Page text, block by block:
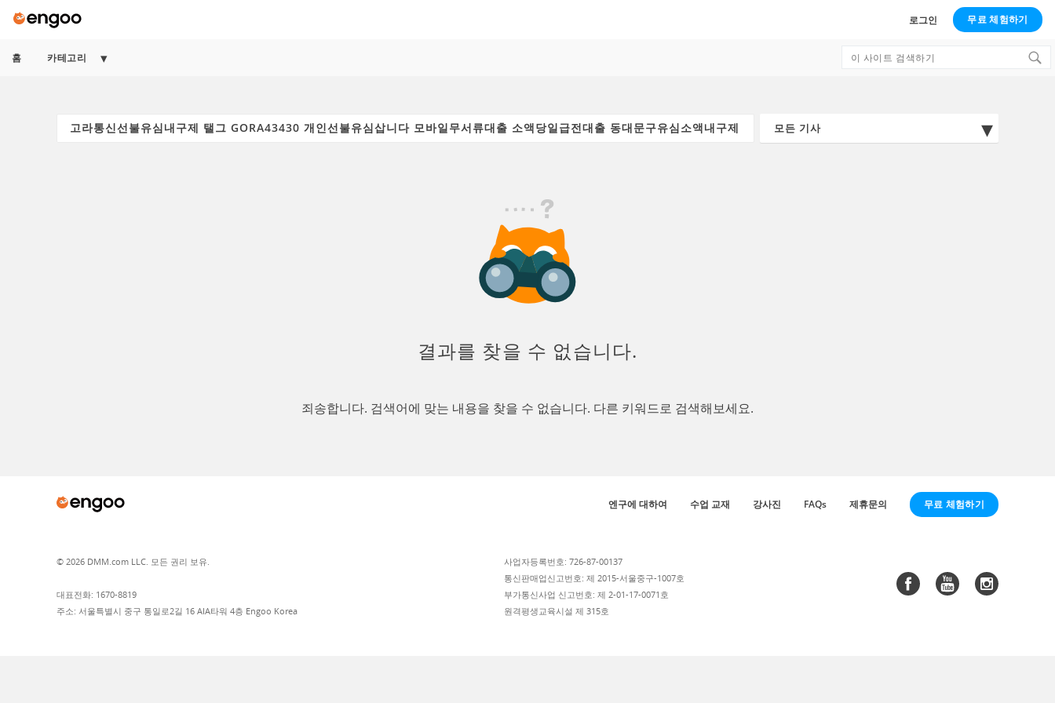
로그인 무료 체험하기
홈 카테고리
Search
Search
결과를 찾을 수 없습니다.
죄송합니다. 검색어에 맞는 내용을 찾을 수 없습니다. 다른 키워드로 검색해보세요.
엔구에 대하여 수업 교재 강사진 FAQs 제휴문의 무료 체험하기
© 2026 DMM.com LLC. 모든 권리 보유.
대표전화: 1670-8819
주소: 서울특별시 중구 통일로2길 16 AIA타워 4층 Engoo Korea
사업자등록번호: 726-87-00137
통신판매업신고번호: 제 2015-서울중구-1007호
부가통신사업 신고번호: 제 2-01-17-0071호
원격평생교육시설 제 315호